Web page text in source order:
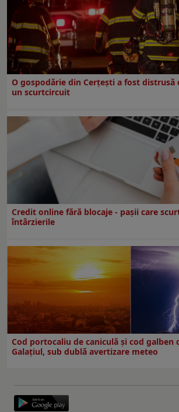
O gospodărie din Cerțești a fost distrusă
un scurtcircuit
Credit online fără blocaje - pașii care
întârzierile
Cod portocaliu de caniculă și cod galben
Galațiul, sub dublă avertizare meteo